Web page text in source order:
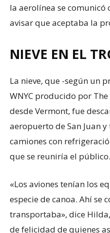
la aerolínea se comunicó
avisar que aceptaba la
NIEVE EN EL
La nieve, que -según un
WNYC producido por
desde Vermont, fue
aeropuerto de San Juan
camiones con
que se reuniría el público.
«Los aviones tenían los
especie de canoa. Ahí se
transportaba», dice
de felicidad de quienes